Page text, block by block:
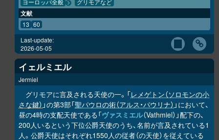
ヨーロッパ全般 グリモアなど
文献
13 60
Last-update:
2026-05-05
イェルミエル
Jermiel
グリモアに言及される天使の一。「レメゲトン（ソロモンの小
さな鍵） 」の第3部「聖パウロの術（アルス・パウリナ） 」において、
昼の4時の支配天使である「ヴァスミエル（Vathmiel）」配下の、
200人いるという下位公爵天使のうち、名前が言及されている1
人。公爵天使はそれぞれ1550人の従者（の天使）を従えている